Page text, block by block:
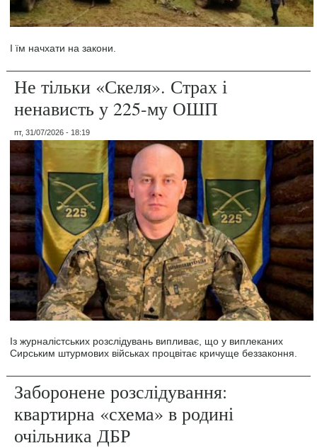
І їм начхати на закони.
Не тільки «Скеля». Страх і
ненависть у 225-му ОШП
пт, 31/07/2026 - 18:19
Із журналістських розслідувань випливає, що у виплеканих
Сирським штурмових військах процвітає кричуще беззаконня.
Заборонене розслідування:
квартирна «схема» в родині
очільника ДБР